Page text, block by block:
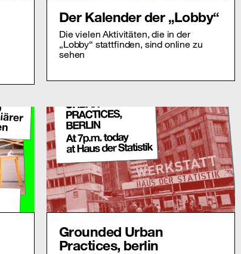
Der Kalender der „Lobby“
Die vielen Aktivitäten, die in der
„Lobby“ stattfinden, sind online zu
sehen
Grounded Urban
Practices, berlin